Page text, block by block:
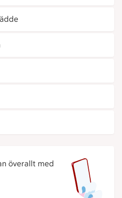
överallt med